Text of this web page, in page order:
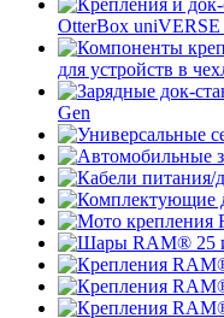
OtterBox
для устройств в
Gen